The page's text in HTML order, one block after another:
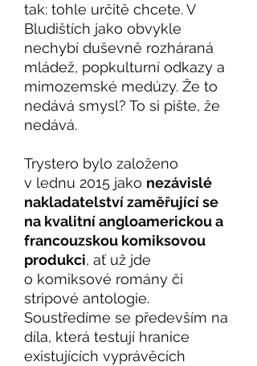
tak: tohle určitě chcete. V
Bludištích jako obvykle
nechybí duševně rozháraná
mládež, popkulturní odkazy a
mimozemské medúzy. Že to
nedává smysl? To si pište, že
nedává.
Trystero bylo založeno
v lednu 2015 jako nezávislé
nakladatelství zaměřující se
na kvalitní angloamerickou a
francouzskou komiksovou
produkci, ať už jde
o komiksové romány či
stripové antologie.
Soustředíme se především na
díla, která testují hranice
existujících vyprávěcích